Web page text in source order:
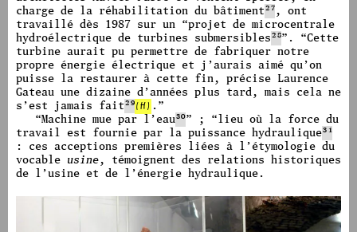
charge de la réhabilitation du bâtiment27,ont
travaillé dès 1987 sur un “projet de microcentrale
hydroélectrique de turbines submersibles28”. “Cette
turbine aurait pu permettre de fabriquer notre
propre énergie électrique et j’aurais aimé qu’on
puisse la restaurer à cette fin, précise Laurence
Gateau une dizaine d’années plus tard, mais cela ne
s’est jamais fait29(H) .”
“Machine mue par l’eau30” ; “lieu où la force du
travail est fournie par la puissance hydraulique31
: ces acceptions premières liées à l’étymologie du
vocable usine, témoignent des relations historiques
de l’usine et de l’énergie hydraulique.